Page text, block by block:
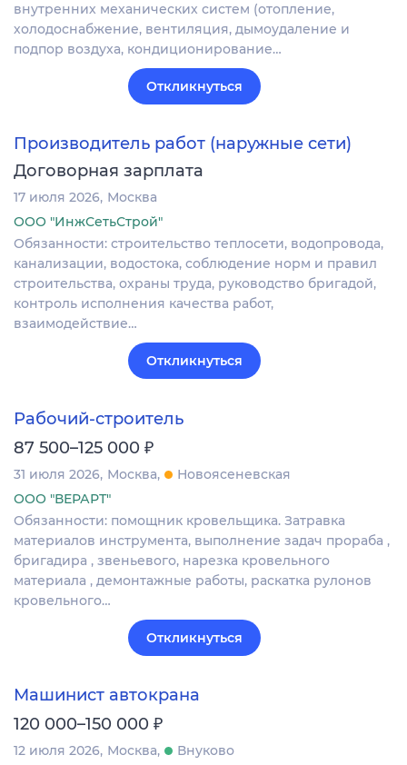
внутренних механических систем (отопление,
холодоснабжение, вентиляция, дымоудаление и
подпор воздуха, кондиционирование…
Откликнуться
Производитель работ (наружные сети)
Договорная зарплата
17 июля 2026 Москва
ООО "ИнжСетьСтрой"
Обязанности: строительство теплосети, водопровода,
канализации, водостока, соблюдение норм и правил
строительства, охраны труда, руководство бригадой,
контроль исполнения качества работ,
взаимодействие…
Откликнуться
Рабочий-строитель
87 500–125 000 ₽
31 июля 2026 Москва
Новоясеневская
ООО "ВЕРАРТ"
Обязанности: помощник кровельщика. Затравка
материалов инструмента, выполнение задач прораба ,
бригадира , звеньевого, нарезка кровельного
материала , демонтажные работы, раскатка рулонов
кровельного…
Откликнуться
Машинист автокрана
120 000–150 000 ₽
12 июля 2026 Москва
Внуково